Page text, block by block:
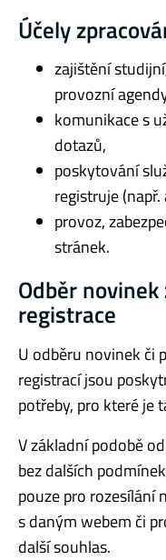
Účely
zajištění
provozní
komunikace s
dotazů,
poskytování
registruje
provoz,
stránek.
Odběr
registrace
U odběru novinek či
registrací jsou
potřeby, pro které je
V základní podobě
bez dalších
pouze pro rozesílání
s daným webem či
další souhlas.